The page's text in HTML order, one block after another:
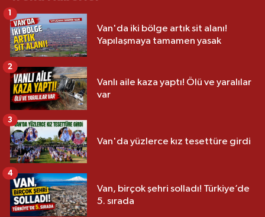
Van'da iki bölge artık sit alanı!
Yapılaşmaya tamamen yasak
1
Vanlı aile kaza yaptı! Ölü ve yaralılar
var
2
Van'da yüzlerce kız tesettüre girdi
3
Van, birçok şehri solladı! Türkiye’de
5. sırada
4